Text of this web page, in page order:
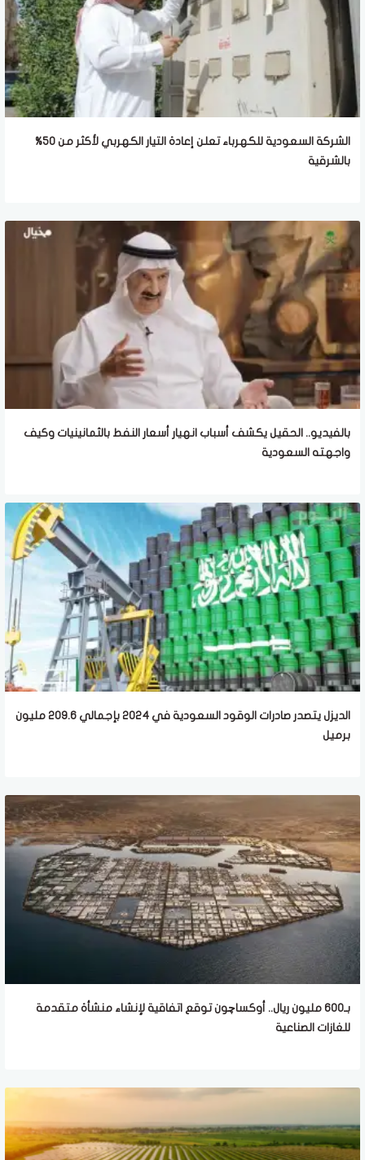
الشركة السعودية للكهرباء تعلن إعادة التيار الكهربي لأكثر من 50%
بالشرقية
بالفيديو.. الحقيل يكشف أسباب انهيار أسعار النفط بالثمانينيات وكيف
واجهته السعودية
الديزل يتصدر صادرات الوقود السعودية في 2024 بإجمالي 209.6 مليون
برميل
بـ600 مليون ريال.. أوكساچون توقع اتفاقية لإنشاء منشأة متقدمة
للغازات الصناعية